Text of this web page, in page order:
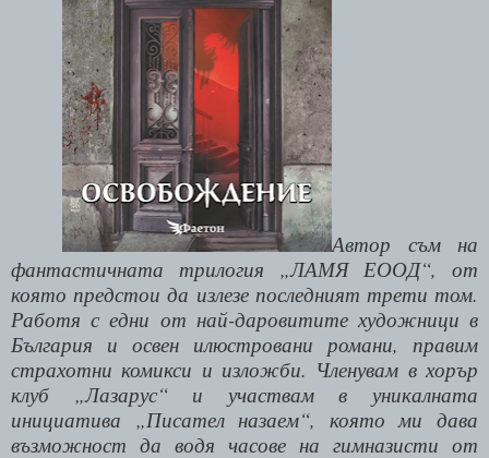
Автор съм на
фантастичната трилогия „ЛАМЯ ЕООД“, от
която предстои да излезе последният трети том.
Работя с едни от най-даровитите художници в
България и освен илюстровани романи, правим
страхотни комикси и изложби. Членувам в хорър
клуб „Лазарус“ и участвам в уникалната
инициатива „Писател назаем“, която ми дава
възможност да водя часове на гимназисти от